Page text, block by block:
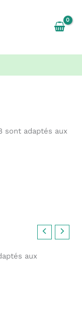
sont adaptés aux
aux